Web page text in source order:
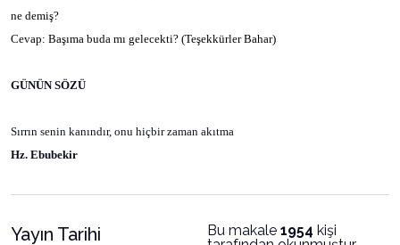
ne demiş?
Cevap: Başıma buda mı gelecekti? (Teşekkürler Bahar)
GÜNÜN SÖZÜ
Sırrın senin kanındır, onu hiçbir zaman akıtma
Hz. Ebubekir
Yayın Tarihi Bu makale 1954 kişi